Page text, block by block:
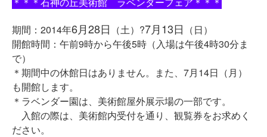
期間：2014年6月28日 （土）?7月13日 （日）
開館時間：午前9時から午後5時（入場は午後4時30分ま
で）
＊期間中の休館日はありません。また、7月14日（月）
も開館します。
＊ラベンダー園は、美術館屋外展示場の一部です。
入館の際は、美術館内受付を通り、観覧券をお求めく
ださい。